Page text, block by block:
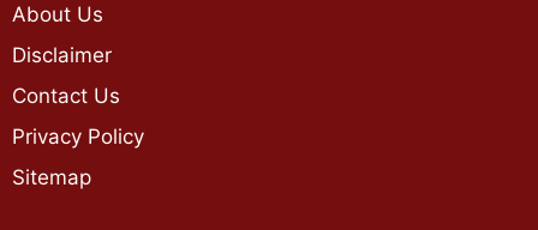
About Us
Disclaimer
Contact Us
Privacy Policy
Sitemap